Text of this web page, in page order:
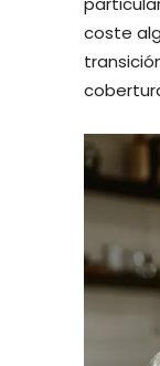
coste